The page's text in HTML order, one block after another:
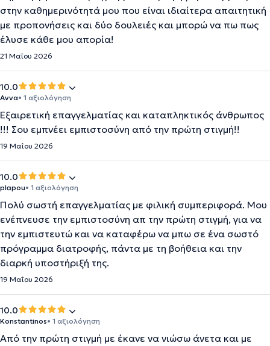
στην καθημερινότητά μου που είναι ιδιαίτερα απαιτητική
με προπονήσεις και δύο δουλειές και μπορώ να πω πως
έλυσε κάθε μου απορία!
21 Μαΐου 2026
10.0
Αννα• 1 αξιολόγηση
Εξαιρετική επαγγελματίας και καταπληκτικός άνθρωπος
!!! Σου εμπνέει εμπιστοσύνη από την πρώτη στιγμή!!
19 Μαΐου 2026
10.0
plapou• 1 αξιολόγηση
Πολύ σωστή επαγγελματίας με φιλική συμπεριφορά. Μου
ενέπνευσε την εμπιστοσύνη απ την πρώτη στιγμή, για να
την εμπιστευτώ και να καταφέρω να μπω σε ένα σωστό
πρόγραμμα διατροφής, πάντα με τη βοήθεια και την
διαρκή υποστήριξή της.
19 Μαΐου 2026
10.0
Konstantinos• 1 αξιολόγηση
Από την πρώτη στιγμή με έκανε να νιώσω άνετα και με